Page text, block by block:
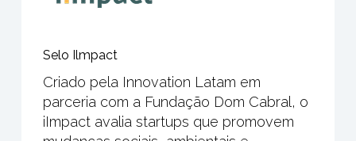
Selo Ilmpact
Criado pela Innovation Latam em
parceria com a Fundação Dom Cabral, o
iImpact avalia startups que promovem